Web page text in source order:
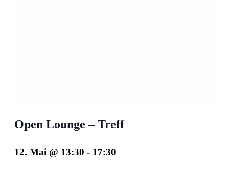
Open Lounge – Treff
12. Mai @ 13:30 - 17:30